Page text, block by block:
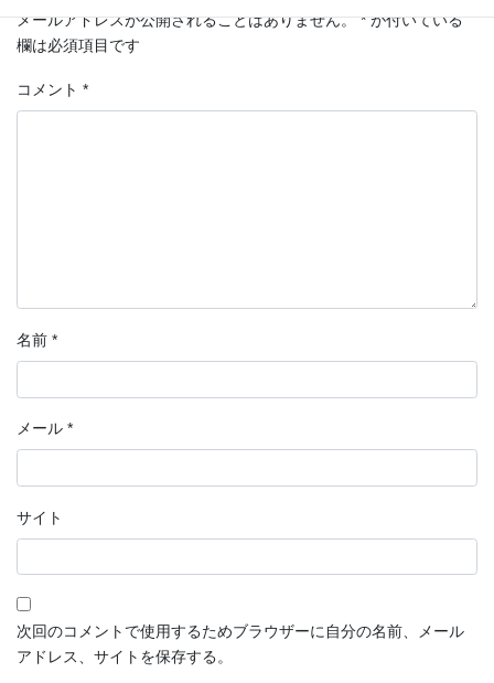
メールアドレスが公開されることはありません。 *が付いている
欄は必須項目です
コメント *
名前 *
メール *
サイト
次回のコメントで使用するためブラウザーに自分の名前、メール
アドレス、サイトを保存する。